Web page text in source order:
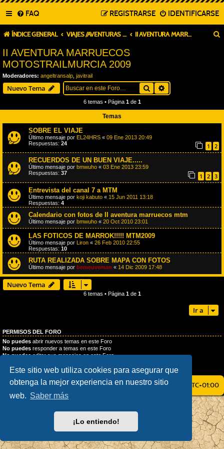
Este sitio web utiliza cookies para asegurar que
obtenga la mejor experiencia en nuestro sitio
web. Saber más
¡Lo entiendo!
FAQ IDENTIFICARSE
REGISTRARSE
ÍNDICE GENERAL VIAJES /AVENTURAS MOTOSTRAILMURCIA II AVENTURA MARRUECOS MOTOSTRAILMURCIA 2009
II AVENTURA MARRUECOS
MOTOSTRAILMURCIA 2009
Moderadores: angeltransalp javitrail
Nuevo Tema Buscar
6 temas • Página 1de 1
Temas
SOBRE EL VIAJE
Último mensaje por EL24HRS « 09 Ene 2013 20:49
Respuestas: 24 1
2
RECUERDOS DE UN BUEN VIAJE.....
Último mensaje por bmwuho « 03 Ene 2013 23:59
Respuestas: 37 1 2 3
Entrevista del canal 7 a MTM
Último mensaje por koji kabuto « 15 Jun 2011 13:18
Respuestas: 4
Calendario con fotos de II aventura marruecos mtm
Último mensaje por bmwuho « 20 Oct 2010 23:01
LAS FOTICOS DE MARROK!!!!! MTM2009
Último mensaje por Liron « 26 Feb 2010 22:55
Respuestas: 10
RUTA REALIZADA SOBRE MAPA CON FOTOS
Último mensaje por bemeuveman « 14 Dic 2009 17:48
Nuevo Tema
6 temas • Página 1de 1
Ir a
PERMISOS DEL FORO
No puedes abrir nuevos temas en este Foro
No puedes responder a temas en este Foro
No puedeseditar sus mensajes en este Foro
No puedesenviar adjuntos en este Foro
ÍNDICE GENERAL TODOS LOS HORARIOS SON UTC+01:00
DESARROLLADO PORPHPBB® FORUM SOFTWARE © PHPBB LIMITED
TRADUCCIÓN AL ESPAÑOL POR
CONDICIONES